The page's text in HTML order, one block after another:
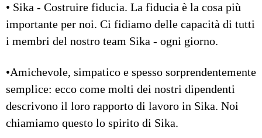
• Sika - Costruire fiducia. La fiducia è la cosa più
importante per noi. Ci fidiamo delle capacità di tutti
i membri del nostro team Sika - ogni giorno.
•Amichevole, simpatico e spesso sorprendentemente
semplice: ecco come molti dei nostri dipendenti
descrivono il loro rapporto di lavoro in Sika. Noi
chiamiamo questo lo spirito di Sika.